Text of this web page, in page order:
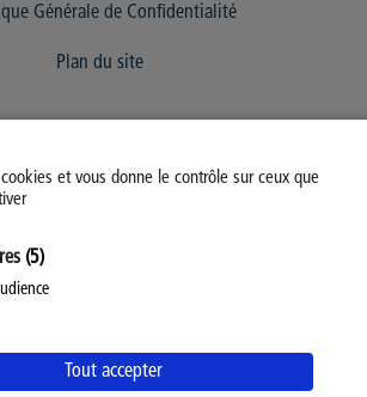
et vous donne le contrôle sur ceux que
(5)
Tout accepter
Générale de Confidentialité
Plan du site